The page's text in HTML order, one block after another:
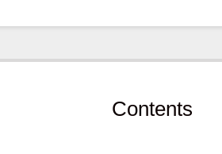
Contents